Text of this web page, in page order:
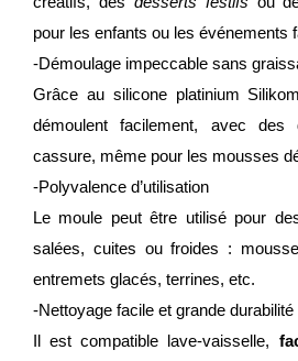
pour les enfants ou les événements
-Démoulage impeccable sans
Grâce au silicone platinium
démoulent facilement, avec
cassure, même pour les mousses
-Polyvalence d’utilisation
Le moule peut être utilisé pour
salées, cuites ou froides :
entremets glacés, terrines, etc.
-Nettoyage facile et grande durabilité
Il est compatible lave-vaisselle,